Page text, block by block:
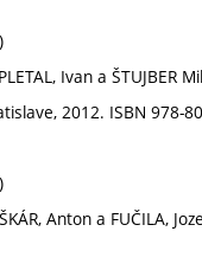
Ivan a ŠTUJBER
2012. ISBN 978-
Anton a FUČILA,